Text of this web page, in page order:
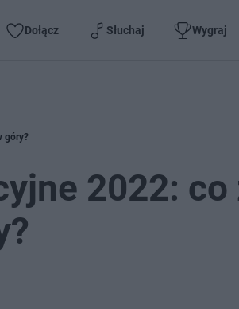
Dołącz Słuchaj Wygraj
góry?
2022: co